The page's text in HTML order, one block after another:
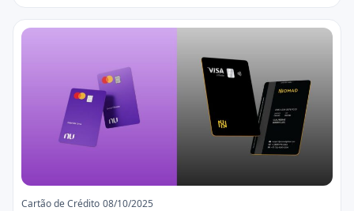
Cartão de Crédito 08/10/2025